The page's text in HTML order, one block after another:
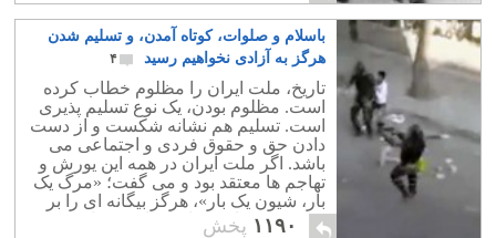
باسلام و صلوات، کوتاه آمدن، و تسلیم شدن
هرگز به آزادی نخواهیم رسید
۴
تاریخ، ملت ایران را مظلوم خطاب کرده
است. مظلوم بودن، یک نوع تسلیم پذیری
است. تسلیم هم نشانه شکست و از دست
دادن حق و حقوق فردی و اجتماعی می
باشد. اگر ملت ایران در همه این یورش و
تهاجم ها معتقد بود و می گفت؛ «مرگ یک
بار، شیون یک بار»، هرگز بیگانه ای را بر
سرنوشت خانه و کاشانه اش سوار و
۱۱۹۰ پخش